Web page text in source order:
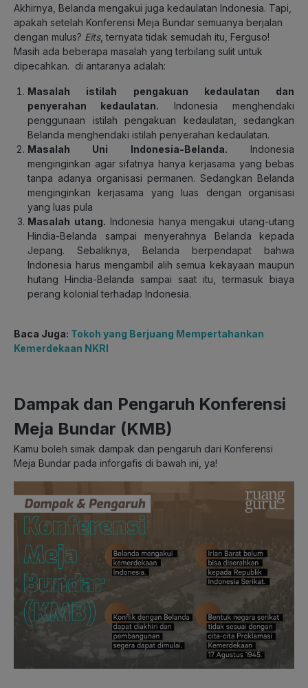
Akhirnya, Belanda mengakui juga kedaulatan Indonesia. Tapi,
apakah setelah Konferensi Meja Bundar semuanya berjalan
dengan mulus? Eits, ternyata tidak semudah itu, Ferguso!
Masih ada beberapa masalah yang terbilang sulit untuk
dipecahkan. di antaranya adalah:
Masalah istilah pengakuan kedaulatan dan
penyerahan kedaulatan. Indonesia menghendaki
penggunaan istilah pengakuan kedaulatan, sedangkan
Belanda menghendaki istilah penyerahan kedaulatan.
Masalah Uni Indonesia-Belanda. Indonesia
menginginkan agar sifatnya hanya kerjasama yang bebas
tanpa adanya organisasi permanen. Sedangkan Belanda
menginginkan kerjasama yang luas dengan organisasi
yang luas pula
Masalah utang. Indonesia hanya mengakui utang-utang
Hindia-Belanda sampai menyerahnya Belanda kepada
Jepang. Sebaliknya, Belanda berpendapat bahwa
Indonesia harus mengambil alih semua kekayaan maupun
hutang Hindia-Belanda sampai saat itu, termasuk biaya
perang kolonial terhadap Indonesia.
Baca Juga: Tokoh yang Berjuang Mempertahankan
Kemerdekaan NKRI
Dampak dan Pengaruh Konferensi
Meja Bundar (KMB)
Kamu boleh simak dampak dan pengaruh dari Konferensi
Meja Bundar pada inforgafis di bawah ini, ya!